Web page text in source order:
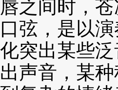
唇之间时，
口弦，是以演
化突出某些
出声音，某